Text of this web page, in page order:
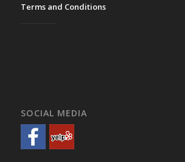
Terms and Conditions
SOCIAL MEDIA